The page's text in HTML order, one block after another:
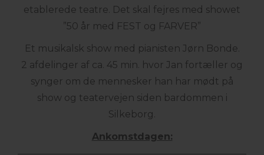
etablerede teatre. Det skal fejres med showet
”50 år med FEST og FARVER”
Et musikalsk show med pianisten Jørn Bonde.
2 afdelinger af ca. 45 min. hvor Jan fortæller og
synger om de mennesker han har mødt på
show og teatervejen siden bardommen i
Silkeborg.
Ankomstdagen: